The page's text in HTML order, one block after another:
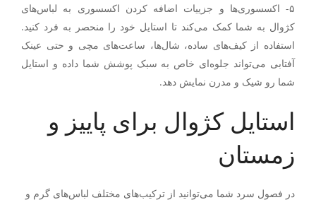
۵- اکسسوری‌ها و جزییات اضافه کردن اکسسوری‌ به لباس‌های
کژوال به شما کمک می‌کند تا استایل خود را منحصر به فرد کنید.
استفاده از کیف‌های ساده، شال‌ها، ساعت‌های مچی و حتی عینک
آفتابی می‌تواند جلوه‌ای خاص به سبک پوشش شما داده و استایل
شما رو شیک و مدرن نمایش دهد.
استایل کژوال برای پاییز و
زمستان
در فصول سرد شما می‌توانید از ترکیب‌های مختلف لباس‌های گرم و